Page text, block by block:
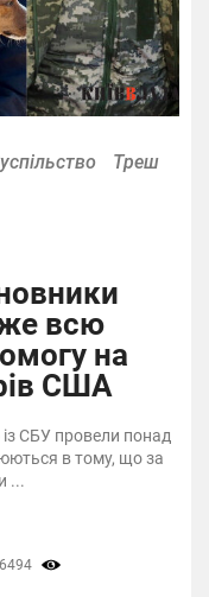
Треш
всю
на
США
СБУ провели понад
в тому, що за
...